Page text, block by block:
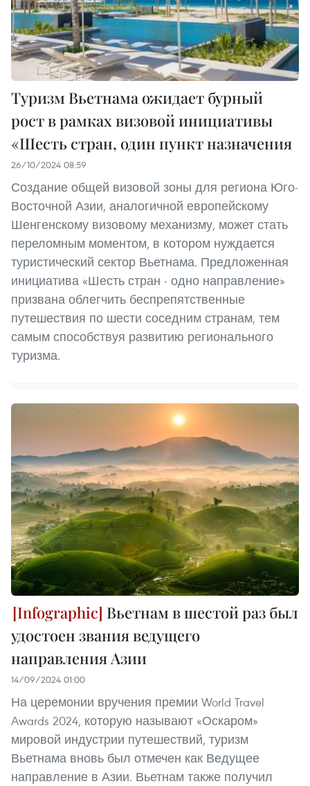
Туризм Вьетнама ожидает бурный
рост в рамках визовой инициативы
«Шесть стран, один пункт назначения
26/10/2024 08:59
Создание общей визовой зоны для региона Юго-
Восточной Азии, аналогичной европейскому
Шенгенскому визовому механизму, может стать
переломным моментом, в котором нуждается
туристический сектор Вьетнама. Предложенная
инициатива «Шесть стран - одно направление»
призвана облегчить беспрепятственные
путешествия по шести соседним странам, тем
самым способствуя развитию регионального
туризма.
Вьетнам в шестой раз был
удостоен звания ведущего
направления Азии
14/09/2024 01:00
На церемонии вручения премии World Travel
Awards 2024, которую называют «Оскаром»
мировой индустрии путешествий, туризм
Вьетнама вновь был отмечен как Ведущее
направление в Азии. Вьетнам также получил